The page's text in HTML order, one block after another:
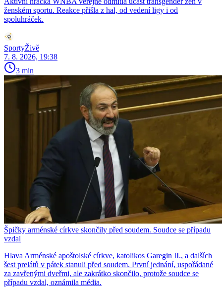
ženském sportu. Reakce přišla z hal, od vedení ligy i od
spoluhráček.
SportyŽivě
7. 8. 2026, 19:38
3 min
Špičky arménské církve skončily před soudem. Soudce se případu
vzdal
Hlava Arménské apoštolské církve, katolikos Garegin II., a dalších
šest prelátů v pátek stanuli před soudem. První jednání, uspořádané
za zavřenými dveřmi, ale zakrátko skončilo, protože soudce se
případu vzdal, oznámila média.